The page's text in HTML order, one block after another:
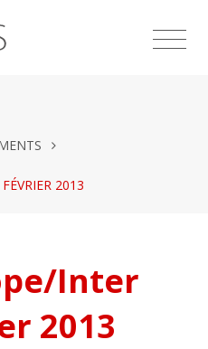
2013
Inter
2013